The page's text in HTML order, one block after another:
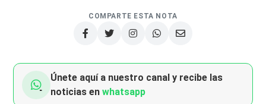
COMPARTE ESTA NOTA
Únete aquí a nuestro canal y recibe las
noticias enwhatsapp